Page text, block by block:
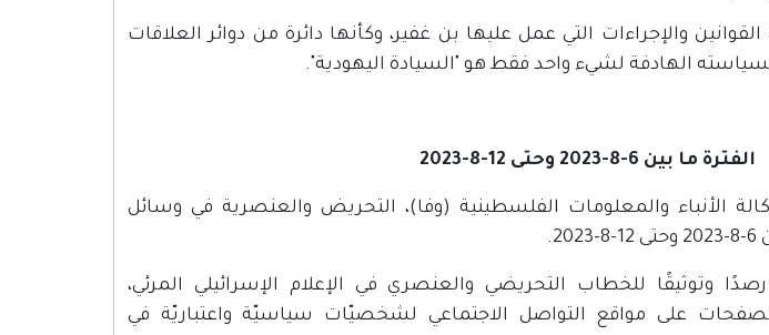
والإجراءات التي عمل عليها بن غفير، وكأنها دائرة من دوائر العلاقات
الهادفة لشيء واحد فقط هو "السيادة اليهودية".
الفترة ما بين 6-8-2023 وحتى 12-8-2023
وفا- رصدت وكالة الأنباء والمعلومات الفلسطينية (وفا)، التحريض والعنصرية في وسائل
"وفا" في تقريرها الـ(320) رصدًا وتوثيقًا للخطاب التحريضي والعنصري في الإعلام الإسرائيلي المرئي،
على مواقع التواصل الاجتماعي لشخصيّات سياسيّة واعتباريّة في